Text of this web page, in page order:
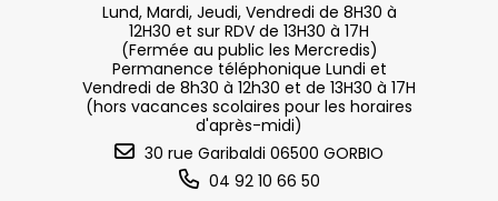
Lund, Mardi, Jeudi, Vendredi de 8H30 à
12H30 et sur RDV de 13H30 à 17H
(Fermée au public les Mercredis)
Permanence téléphonique Lundi et
Vendredi de 8h30 à 12h30 et de 13H30 à 17H
(hors vacances scolaires pour les horaires
d'après-midi)
30 rue Garibaldi 06500 GORBIO
04 92 10 66 50